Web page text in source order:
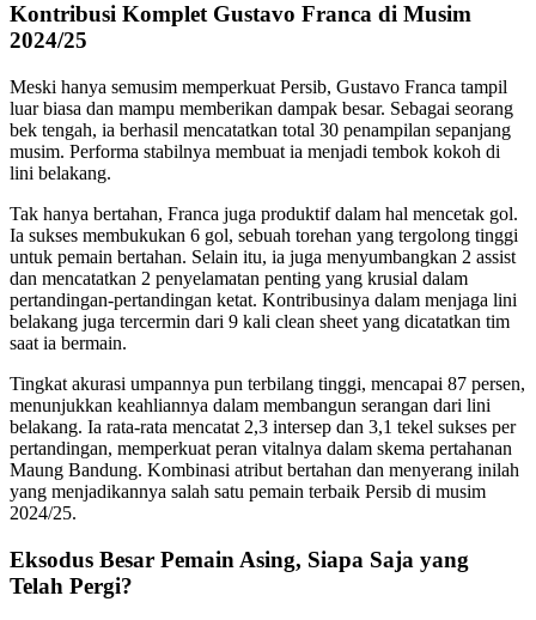
Kontribusi Komplet Gustavo Franca di Musim
2024/25
Meski hanya semusim memperkuat Persib, Gustavo Franca tampil
luar biasa dan mampu memberikan dampak besar. Sebagai seorang
bek tengah, ia berhasil mencatatkan total 30 penampilan sepanjang
musim. Performa stabilnya membuat ia menjadi tembok kokoh di
lini belakang.
Tak hanya bertahan, Franca juga produktif dalam hal mencetak gol.
Ia sukses membukukan 6 gol, sebuah torehan yang tergolong tinggi
untuk pemain bertahan. Selain itu, ia juga menyumbangkan 2 assist
dan mencatatkan 2 penyelamatan penting yang krusial dalam
pertandingan-pertandingan ketat. Kontribusinya dalam menjaga lini
belakang juga tercermin dari 9 kali clean sheet yang dicatatkan tim
saat ia bermain.
Tingkat akurasi umpannya pun terbilang tinggi, mencapai 87 persen,
menunjukkan keahliannya dalam membangun serangan dari lini
belakang. Ia rata-rata mencatat 2,3 intersep dan 3,1 tekel sukses per
pertandingan, memperkuat peran vitalnya dalam skema pertahanan
Maung Bandung. Kombinasi atribut bertahan dan menyerang inilah
yang menjadikannya salah satu pemain terbaik Persib di musim
2024/25.
Eksodus Besar Pemain Asing, Siapa Saja yang
Telah Pergi?